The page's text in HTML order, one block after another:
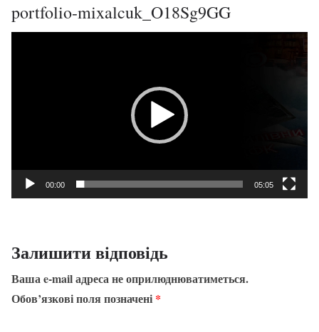
portfolio-mixalcuk_O18Sg9GG
00:00 05:05
Залишити відповідь
Ваша e-mail адреса не оприлюднюватиметься.
Обов’язкові поля позначені *